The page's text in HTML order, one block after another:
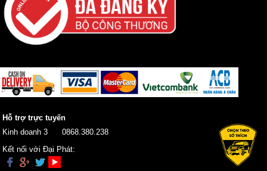
Hỗ trợ trực tuyến
Kinh doanh 3
0868.380.238
Kết nối với Đại Phát: